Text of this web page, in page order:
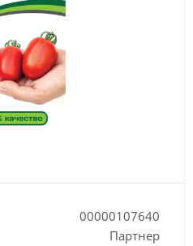
00000107640
Партнер